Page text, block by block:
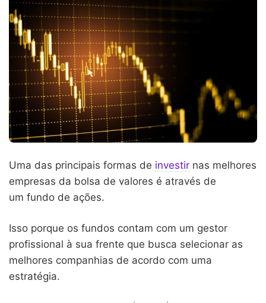
Uma das principais formas de investir nas melhores
empresas da bolsa de valores é através de
um fundo de ações.
Isso porque os fundos contam com um gestor
profissional à sua frente que busca selecionar as
melhores companhias de acordo com uma
estratégia.